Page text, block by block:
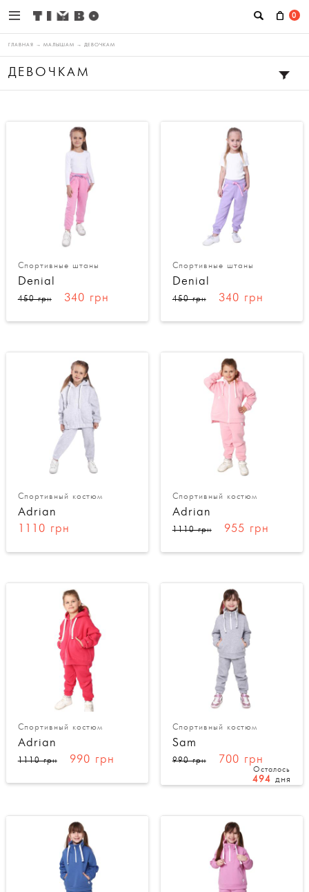
0
ГЛАВНАЯ → МАЛЫШАМ → ДЕВОЧКАМ
ДЕВОЧКАМ
Спортивные штаны
Denial
450 грн 340 грн
Спортивные штаны
Denial
450 грн 340 грн
Спортивный костюм
Adrian
1110 грн
Спортивный костюм
Adrian
1110 грн 955 грн
Спортивный костюм
Adrian
1110 грн 990 грн
Спортивный костюм
Sam
990 грн 700 грн
Осталось
494 дня